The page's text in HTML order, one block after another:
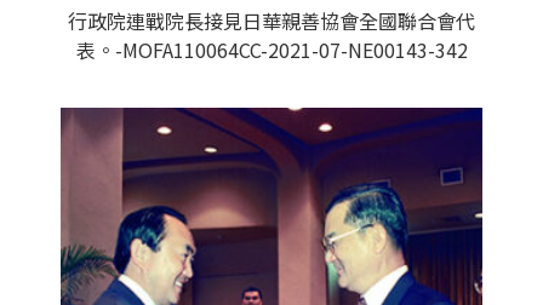
行政院連戰院長接見日華親善協會全國聯合會代
表。-MOFA110064CC-2021-07-NE00143-342